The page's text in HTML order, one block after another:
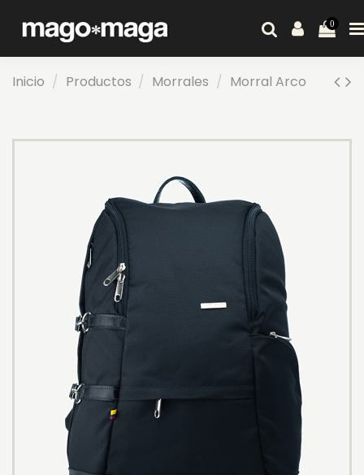
0
Inicio Productos Morrales Morral Arco